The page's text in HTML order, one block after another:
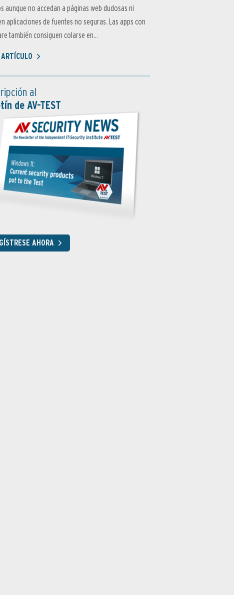
aunque no accedan a páginas web dudosas ni
aplicaciones de fuentes no seguras. Las apps con
también consiguen colarse en...
al
de AV-TEST
AHORA